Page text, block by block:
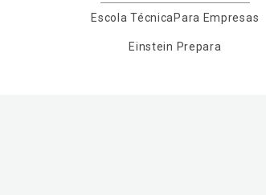
Escola Técnica Para Empresas
Einstein Prepara